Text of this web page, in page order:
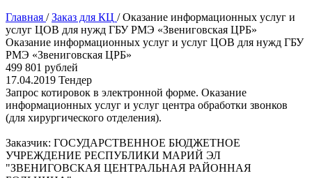
Главная / Заказ для КЦ / Оказание информационных услуг и
услуг ЦОВ для нужд ГБУ РМЭ «Звениговская ЦРБ»
Оказание информационных услуг и услуг ЦОВ для нужд ГБУ
РМЭ «Звениговская ЦРБ»
499 801 рублей
17.04.2019 Тендер
Запрос котировок в электронной форме. Оказание
информационных услуг и услуг центра обработки звонков
(для хирургического отделения).
Заказчик: ГОСУДАРСТВЕННОЕ БЮДЖЕТНОЕ
УЧРЕЖДЕНИЕ РЕСПУБЛИКИ МАРИЙ ЭЛ
"ЗВЕНИГОВСКАЯ ЦЕНТРАЛЬНАЯ РАЙОННАЯ